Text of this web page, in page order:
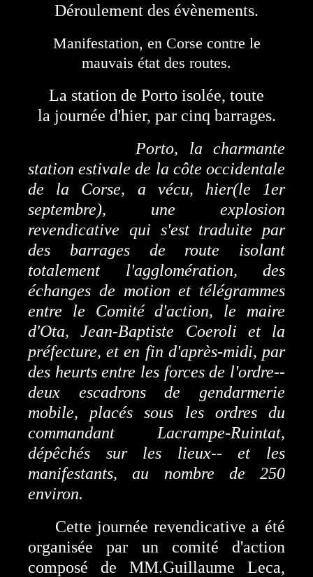
Déroulement des évènements.
Manifestation, en Corse contre le
mauvais état des routes.
La station de Porto isolée, toute
la journée d'hier, par cinq barrages.
Porto, la charmante
station estivale de la côte occidentale
de la Corse, a vécu, hier(le 1er
septembre), une explosion
revendicative qui s'est traduite par
des barrages de route isolant
totalement l'agglomération, des
échanges de motion et télégrammes
entre le Comité d'action, le maire
d'Ota, Jean-Baptiste Coeroli et la
préfecture, et en fin d'après-midi, par
des heurts entre les forces de l'ordre--
deux escadrons de gendarmerie
mobile, placés sous les ordres du
commandant Lacrampe-Ruintat,
dépêchés sur les lieux-- et les
manifestants, au nombre de 250
environ.
Cette journée revendicative a été
organisée par un comité d'action
composé de MM.Guillaume Leca,